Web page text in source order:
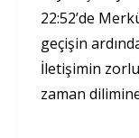
22:52’de
geçişin
İletişimin
zaman